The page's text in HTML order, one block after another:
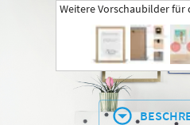
Weitere Vorschaubilder für